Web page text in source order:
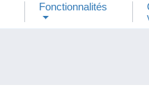
Fonctionnalités